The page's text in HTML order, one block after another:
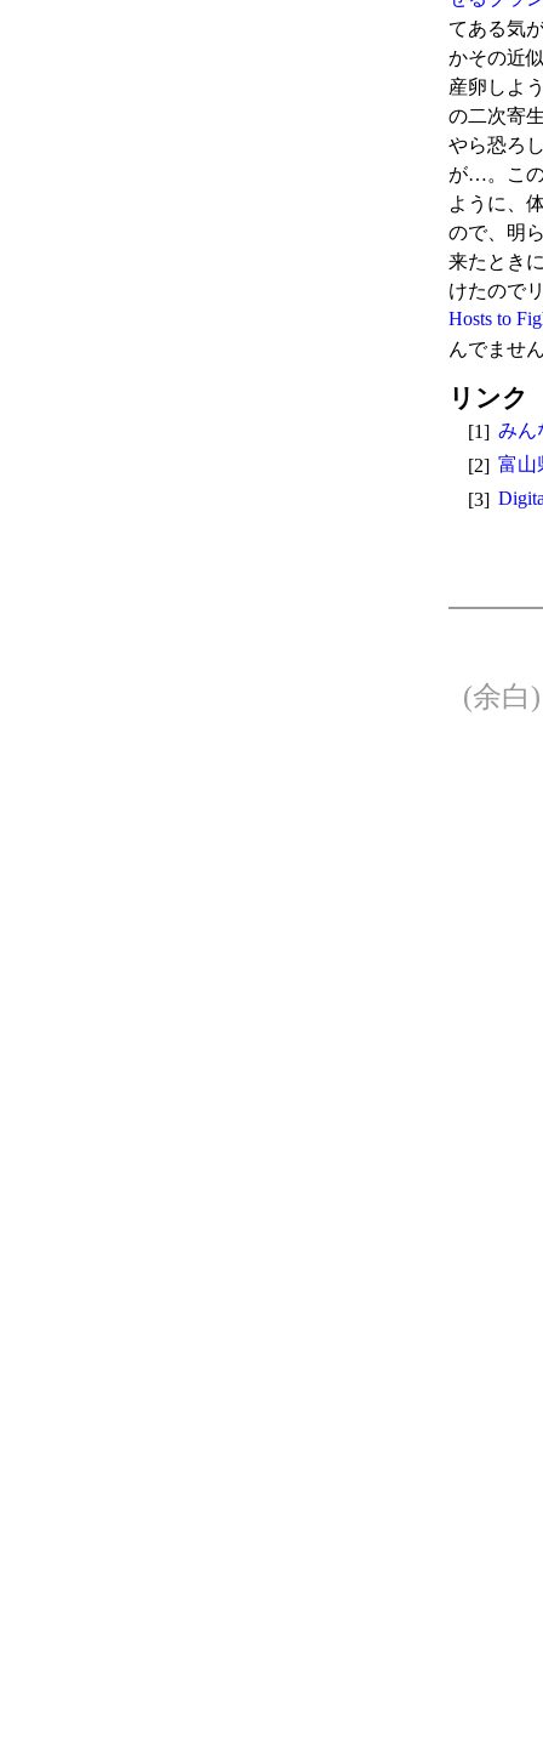
てある気
かその近
産卵しよ
の二次寄
やら恐ろ
が…。こ
ように、
ので、明
来たとき
けたので
Hosts to
んでませ
リンク
[1] みん
[2] 富山
[3]
(余白)